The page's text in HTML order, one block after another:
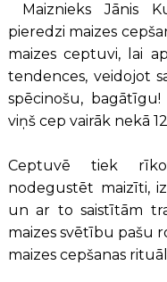
Maiznieks Jānis
pieredzi maizes
maizes ceptuvi, lai
tendences, veidojot
spēcinošu,
viņš cep vairāk nekā
Ceptuvē tiek
nodegustēt maizīti,
un ar to saistītām
maizes svētību pašu
maizes cepšanas